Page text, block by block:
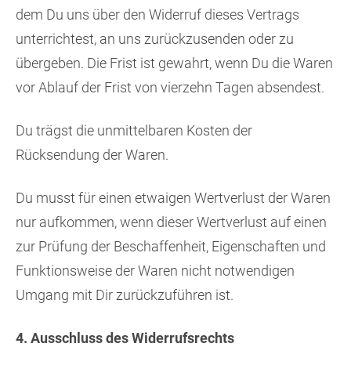
dem Du uns über den Widerruf dieses Vertrags
unterrichtest, an uns zurückzusenden oder zu
übergeben. Die Frist ist gewahrt, wenn Du die Waren
vor Ablauf der Frist von vierzehn Tagen absendest.
Du trägst die unmittelbaren Kosten der
Rücksendung der Waren.
Du musst für einen etwaigen Wertverlust der Waren
nur aufkommen, wenn dieser Wertverlust auf einen
zur Prüfung der Beschaffenheit, Eigenschaften und
Funktionsweise der Waren nicht notwendigen
Umgang mit Dir zurückzuführen ist.
4. Ausschluss des Widerrufsrechts